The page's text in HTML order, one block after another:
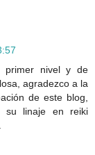
primer nivel y de
agradezco a la
de este blog,
su linaje en reiki